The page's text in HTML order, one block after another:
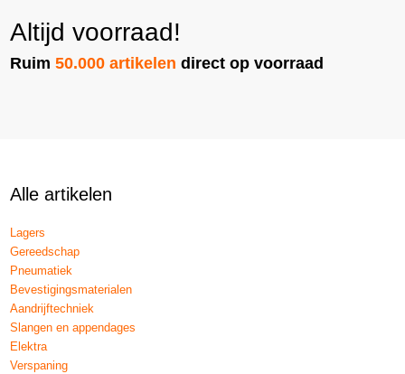
Altijd voorraad!
Ruim50.000 artikelen direct op voorraad
Alle artikelen
Lagers
Gereedschap
Pneumatiek
Bevestigingsmaterialen
Aandrijftechniek
Slangen en appendages
Elektra
Verspaning